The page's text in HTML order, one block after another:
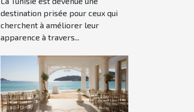
en Tunisie
destination prisée pour ceux qui
cherchent à améliorer leur
apparence à travers...